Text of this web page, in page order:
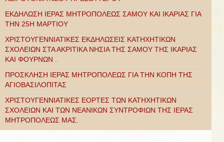
ΕΚΔΗΛΩΣΗ ΙΕΡΑΣ ΜΗΤΡΟΠΟΛΕΩΣ ΣΑΜΟΥ ΚΑΙ ΙΚΑΡΙΑΣ ΓΙΑ
ΤΗΝ 25Η ΜΑΡΤΙΟΥ
ΧΡΙΣΤΟΥΓΕΝΝΙΑΤΙΚΕΣ ΕΚΔΗΛΩΣΕΙΣ ΚΑΤΗΧΗΤΙΚΩΝ
ΣΧΟΛΕΙΩΝ ΣΤΑ ΑΚΡΙΤΙΚΑ ΝΗΣΙΑ ΤΗΣ ΣΑΜΟΥ ΤΗΣ ΙΚΑΡΙΑΣ
ΚΑΙ ΦΟΥΡΝΩΝ .
ΠΡΟΣΚΛΗΣΗ ΙΕΡΑΣ ΜΗΤΡΟΠΟΛΕΩΣ ΓΙΑ ΤΗΝ ΚΟΠΗ ΤΗΣ
ΑΓΙΟΒΑΣΙΛΟΠΙΤΑΣ
ΧΡΙΣΤΟΥΓΕΝΝΙΑΤΙΚΕΣ ΕΟΡΤΕΣ ΤΩΝ ΚΑΤΗΧΗΤΙΚΩΝ
ΣΧΟΛΕΙΩΝ ΚΑΙ ΤΩΝ ΝΕΑΝΙΚΩΝ ΣΥΝΤΡΟΦΙΩΝ ΤΗΣ ΙΕΡΑΣ
ΜΗΤΡΟΠΟΛΕΩΣ ΜΑΣ.